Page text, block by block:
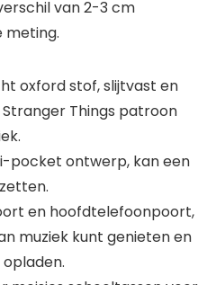
van 2-3 cm
meting.
oxford stof, slijtvast en
Things patroon
pocket ontwerp, kan een
en hoofdtelefoonpoort,
muziek kunt genieten en